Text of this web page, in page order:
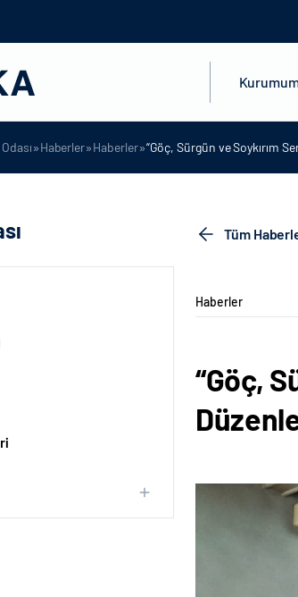
»Haberler»Haberler»“Göç, Sürgün ve Soykırım
Tüm
Haberler
“Göç,